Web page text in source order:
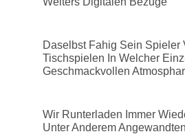
Daselbst Fahig Sein Spieler
Tischspielen In Welcher
Geschmackvollen
Wir Runterladen Immer
Unter Anderem